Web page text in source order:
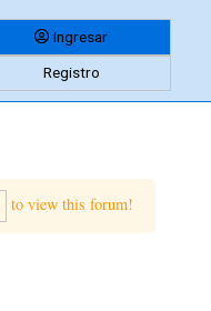
Ingresar
Registro
to view this forum!